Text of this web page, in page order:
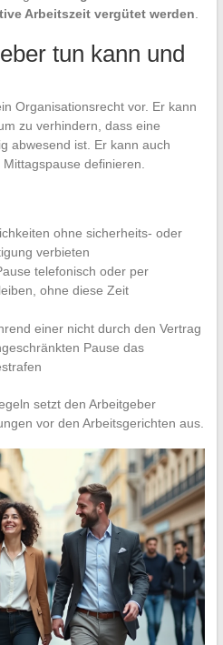
Arbeitszeit vergütet werden
tun kann und
Organisationsrecht vor. Er kann
zu verhindern, dass eine
abwesend ist. Er kann auch
definieren.
ohne sicherheits- oder
verbieten
telefonisch oder per
ohne diese Zeit
einer nicht durch den Vertrag
Pause das
setzt den Arbeitgeber
vor den Arbeitsgerichten aus.